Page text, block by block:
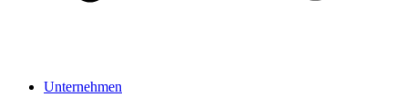
Unternehmen